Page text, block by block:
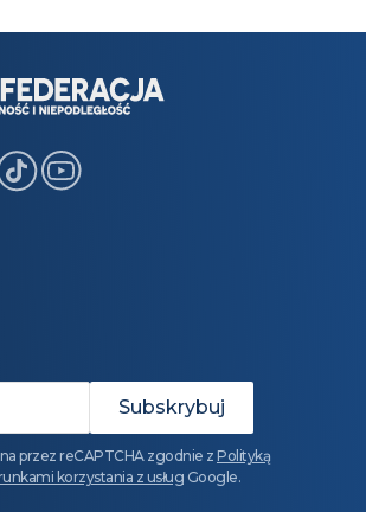
przez reCAPTCHA zgodnie z Polityką
korzystania z usług Google.